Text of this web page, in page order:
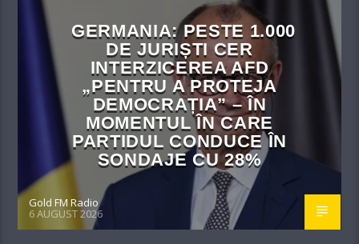
GERMANIA: PESTE 1.000
DE JURIȘTI CER
INTERZICEREA AFD
„PENTRU A PROTEJA
DEMOCRAȚIA” – ÎN
MOMENTUL ÎN CARE
PARTIDUL CONDUCE ÎN
SONDAJE CU 28%
Gold FM Radio
6 AUGUST 2026